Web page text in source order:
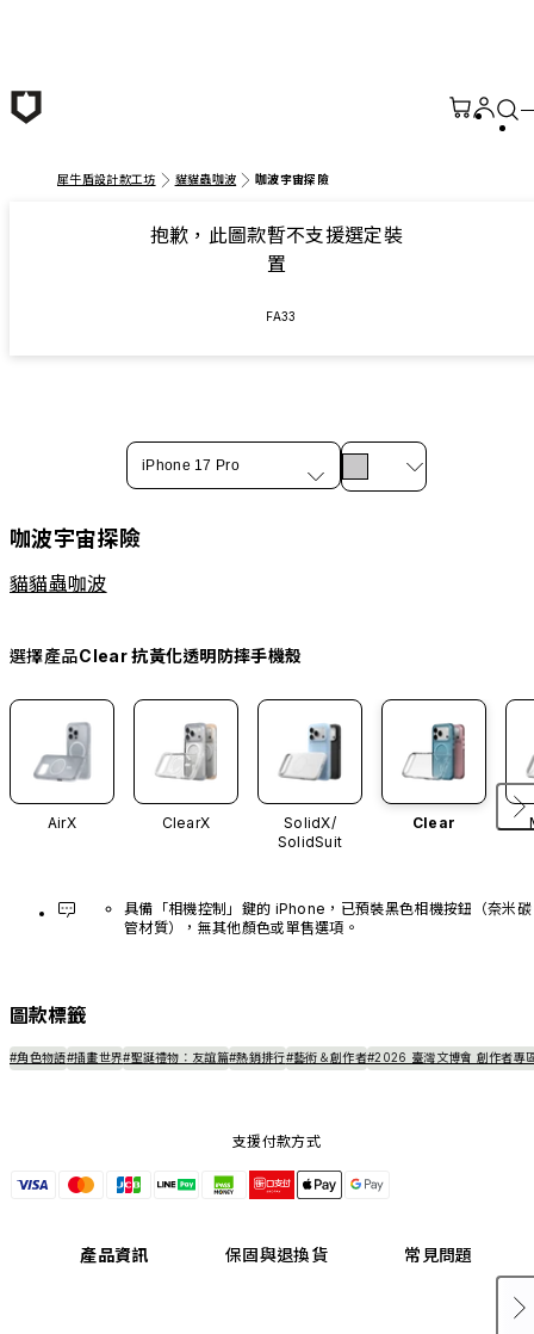
犀牛盾設計款工坊 貓貓蟲咖波 咖波宇宙探險
抱歉，此圖款暫不支援選定裝
置
FA33
iPhone 17 Pro
咖波宇宙探險
貓貓蟲咖波
選擇產品Clear 抗黃化透明防摔手機殼
AirX ClearX
SolidX/
SolidSuit
Clear
具備「相機控制」鍵的 iPhone，已預裝黑色相機按鈕（奈米碳
管材質），無其他顏色或單售選項。
圖款標籤
#角色物語#插畫世界#聖誕禮物：友誼篇#熱銷排行#藝術＆創作者#2026 臺灣文博會 創作者專
支援付款方式
產品資訊 保固與退換貨 常見問題